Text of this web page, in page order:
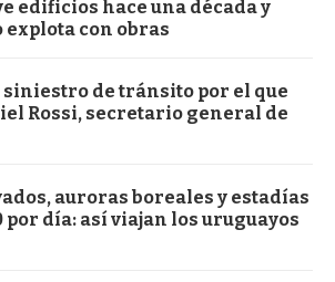
edificios hace una década y
con obras
siniestro de tránsito por el que
Rossi, secretario general de
auroras boreales y estadías
por día: así viajan los uruguayos